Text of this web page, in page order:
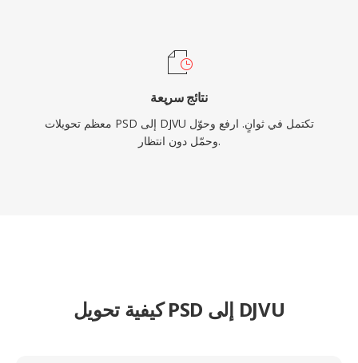
نتائج سريعة
معظم تحويلات PSD إلى DJVU تكتمل في ثوانٍ. ارفع وحوّل
وحمّل دون انتظار.
كيفية تحويل PSD إلى DJVU